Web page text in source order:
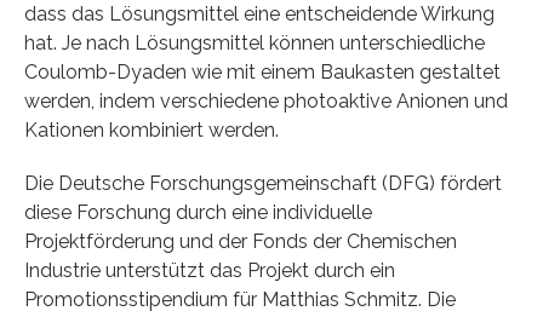
dass das Lösungsmittel eine entscheidende Wirkung
hat. Je nach Lösungsmittel können unterschiedliche
Coulomb-Dyaden wie mit einem Baukasten gestaltet
werden, indem verschiedene photoaktive Anionen und
Kationen kombiniert werden.
Die Deutsche Forschungsgemeinschaft (DFG) fördert
diese Forschung durch eine individuelle
Projektförderung und der Fonds der Chemischen
Industrie unterstützt das Projekt durch ein
Promotionsstipendium für Matthias Schmitz. Die